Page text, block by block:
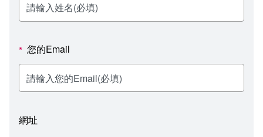
新聞媒體專區
校園行事曆
報名系統
線上報名查詢
影音資訊
學習指導中心
輔導處
研發處
秘書處出納組
大眾傳播學系
外國語文學系
文化藝術學系
健康管理與促進學系
校務系統
課程大綱
網路選課
校園行事曆
校內系統
資訊服務線上報修系統
消耗品申請
教室‧會議室預約系統
問卷調查
法令規章
政府公開資訊
* 您的Email
網址